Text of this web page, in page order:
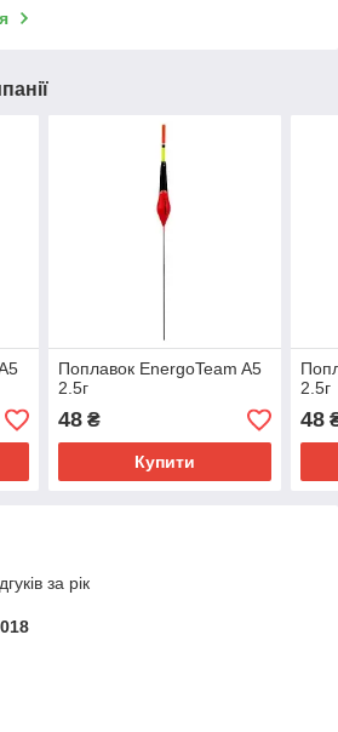
Поплавок EnergoTeam A5
2.5г
48₴
Купити
2.5г
48
за рік